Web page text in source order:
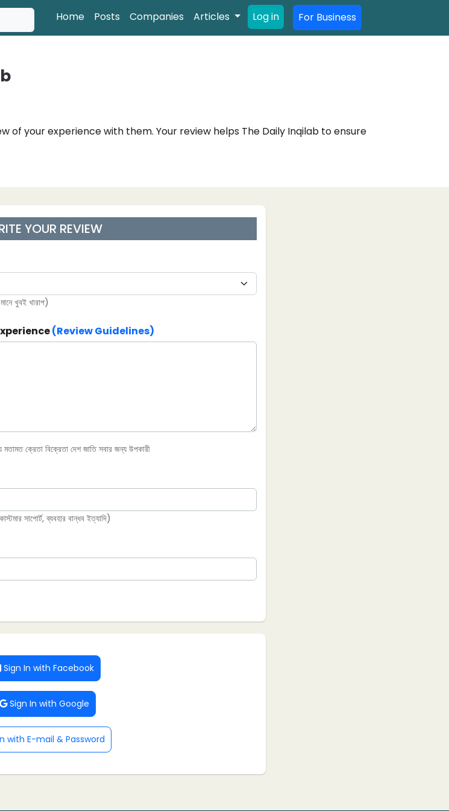
Home Posts Companies Articles Log in For Business
of your experience with them. Your review helps The Daily Inqilab to ensure
YOUR REVIEW
খুবই খারাপ)
(Review Guidelines)
ক্রেতা বিক্রেতা দেশ জাতি সবার জন্য উপকারী
সাপোর্ট, ব্যবহার বান্ধব ইত্যাদি)
Sign In with Facebook
Sign In with Google
with E-mail & Password